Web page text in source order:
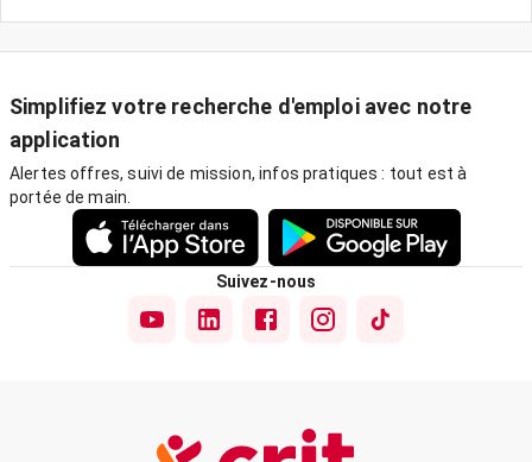
Simplifiez votre recherche d'emploi avec notre
application
Alertes offres, suivi de mission, infos pratiques : tout est à
portée de main.
Suivez-nous